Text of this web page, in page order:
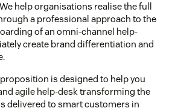
We help organisations realise the full
a professional approach to the
of an omni-channel help-
create brand differentiation and
is designed to help you
agile help-desk transforming the
delivered to smart customers in